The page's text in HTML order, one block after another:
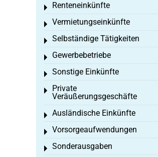
Renteneinkünfte
Toggle menu
Vermietungseinkünfte
Toggle menu
Selbständige Tätigkeiten
Toggle menu
Gewerbebetriebe
Toggle menu
Sonstige Einkünfte
Toggle menu
Private
Veräußerungsgeschäfte
Toggle menu
Ausländische Einkünfte
Toggle menu
Vorsorgeaufwendungen
Toggle menu
Sonderausgaben
Toggle menu